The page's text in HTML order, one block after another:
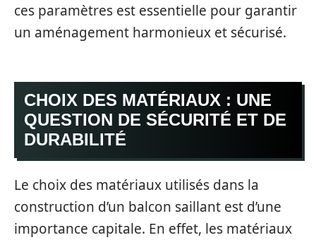
ces paramètres est essentielle pour garantir
un aménagement harmonieux et sécurisé.
CHOIX DES MATÉRIAUX : UNE
QUESTION DE SÉCURITÉ ET DE
DURABILITÉ
Le choix des matériaux utilisés dans la
construction d’un balcon saillant est d’une
importance capitale. En effet, les matériaux